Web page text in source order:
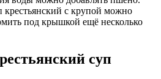
крестьянский с крупой можно
под крышкой ещё несколько
суп